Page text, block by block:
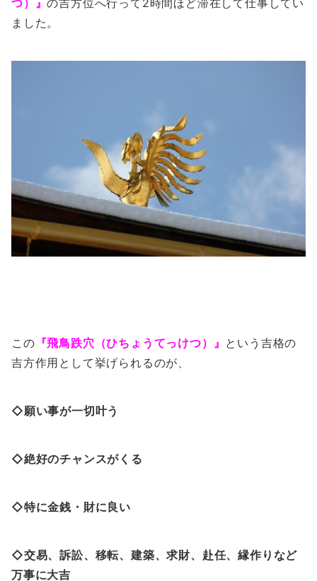
ました。
この 『飛鳥跌穴（ひちょうてっけつ）』 という吉格の
吉方作用として挙げられるのが、
◇願い事が一切叶う
◇絶好のチャンスがくる
◇特に金銭・財に良い
◇交易、訴訟、移転、建築、求財、赴任、縁作りなど
万事に大吉